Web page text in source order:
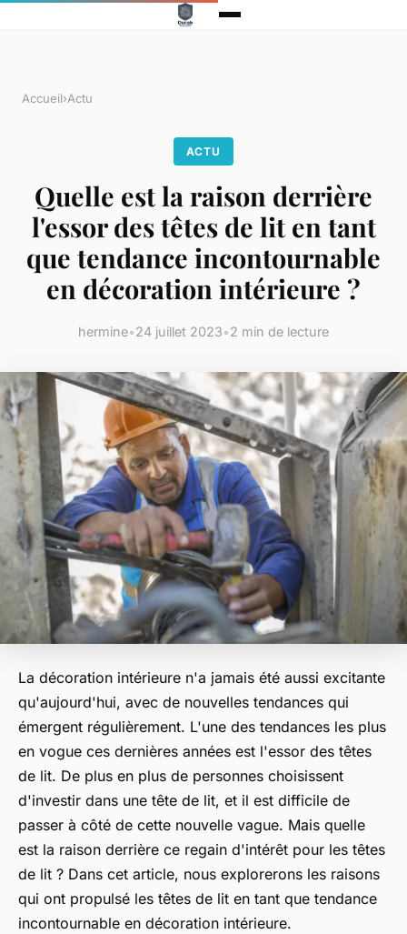
Accueil›Actu
ACTU
Quelle est la raison derrière
l'essor des têtes de lit en tant
que tendance incontournable
en décoration intérieure ?
hermine•24 juillet 2023•2 min de lecture
La décoration intérieure n'a jamais été aussi excitante
qu'aujourd'hui, avec de nouvelles tendances qui
émergent régulièrement. L'une des tendances les plus
en vogue ces dernières années est l'essor des têtes
de lit. De plus en plus de personnes choisissent
d'investir dans une tête de lit, et il est difficile de
passer à côté de cette nouvelle vague. Mais quelle
est la raison derrière ce regain d'intérêt pour les têtes
de lit ? Dans cet article, nous explorerons les raisons
qui ont propulsé les têtes de lit en tant que tendance
incontournable en décoration intérieure.